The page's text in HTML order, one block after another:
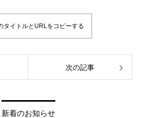
タイトルとURLをコピーする
次の記事
新着のお知らせ